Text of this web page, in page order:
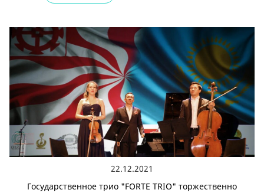
by name
22.12.2021
Государственное трио "FORTE TRIO" торжественно